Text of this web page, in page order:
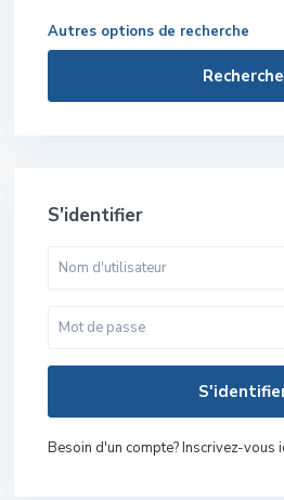
Autres options de recherche
Recherche
S'identifier
Besoin d'un compte? Inscrivez-vous